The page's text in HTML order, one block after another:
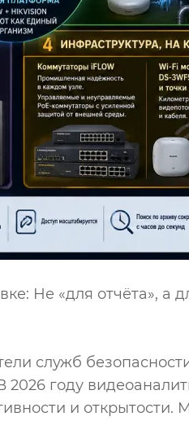
Не «для отчёта», а
служб
году
и